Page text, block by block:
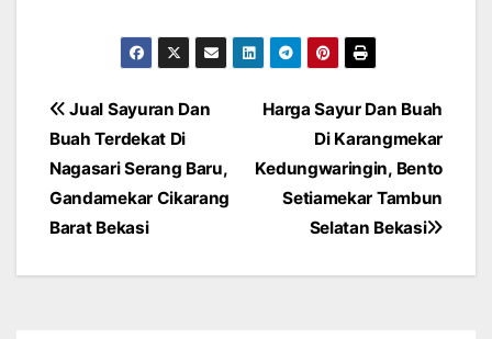
Post
navigation
Harga Sayur Dan Buah
Di Karangmekar
Kedungwaringin, Bento
Setiamekar Tambun
Selatan Bekasi
Jual Sayuran Dan
Buah Terdekat Di
Nagasari Serang Baru,
Gandamekar Cikarang
Barat Bekasi